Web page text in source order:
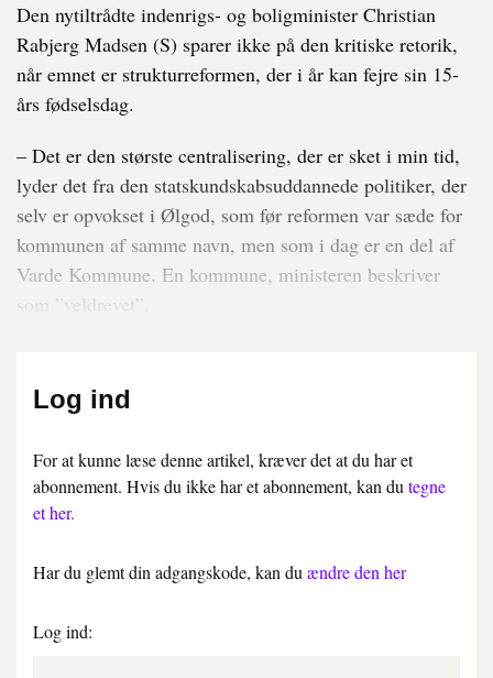
Den nytiltrådte indenrigs- og boligminister ­Christian
Rabjerg Madsen (S) sparer ikke på den kritiske ­retorik,
når emnet er strukturreformen, der i år kan fejre sin 15-
års fødselsdag.
– Det er den største centralisering, der er sket i min tid,
lyder det fra den statskundskabsuddannede politiker, der
selv er opvokset i Ølgod, som før reformen var sæde for
kommunen af samme navn, men som i dag er en del af
Varde Kommune. En kommune, ministeren beskriver
som ”veldrevet”.
Log ind
For at kunne læse denne artikel, kræver det at du har et
abonnement. Hvis du ikke har et abonnement, kan du tegne
et her.
Har du glemt din adgangskode, kan du ændre den her
Log ind: